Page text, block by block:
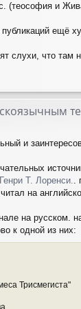
(теософия и
публикаций
слухи, что там
и
Т. Лоренси..
на
на русском.
к одной из них:
Трисмегиста"